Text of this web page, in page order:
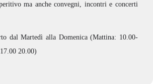
ma anche convegni, incontri e concerti
dal Martedì alla Domenica (Mattina: 10.00-
20.00)